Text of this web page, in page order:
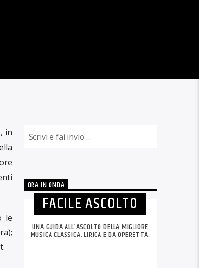
in
le
ORA IN ONDA
FACILE ASCOLTO
UNA GUIDA ALL’ASCOLTO DELLA MIGLIORE
MUSICA CLASSICA, LIRICA E DA OPERETTA.